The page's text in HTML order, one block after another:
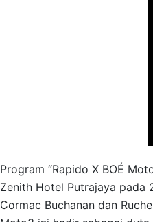
Program “Rapido X BOÉ
Zenith Hotel Putrajaya pada
Cormac Buchanan dan